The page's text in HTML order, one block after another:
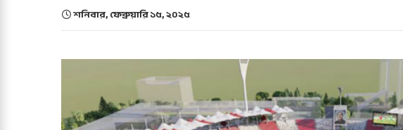
শনিবার, ফেব্রুয়ারি ১৫, ২০২৫